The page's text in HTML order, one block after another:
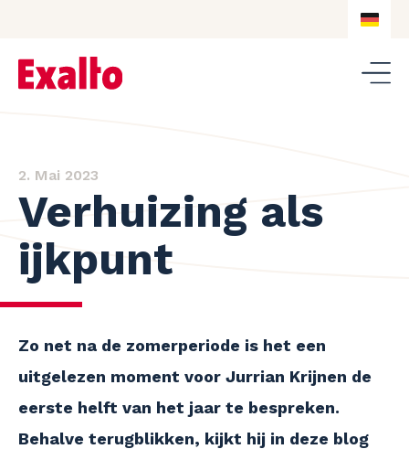
DE
2. Mai 2023
Verhuizing als
ijkpunt
Zo net na de zomerperiode is het een
uitgelezen moment voor Jurrian Krijnen de
eerste helft van het jaar te bespreken.
Behalve terugblikken, kijkt hij in deze blog